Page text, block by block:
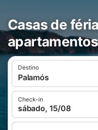
Casas de
Destino
Palamós
Check-in
sábado, 15/08